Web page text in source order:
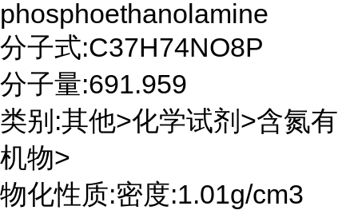
phosphoethanolamine
分子式:C37H74NO8P
分子量:691.959
类别:其他>化学试剂>含氮有
机物>
物化性质:密度:1.01g/cm3